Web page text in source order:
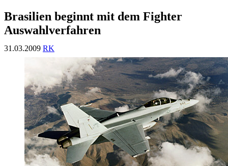
Brasilien beginnt mit dem Fighter
Auswahlverfahren
31.03.2009 RK